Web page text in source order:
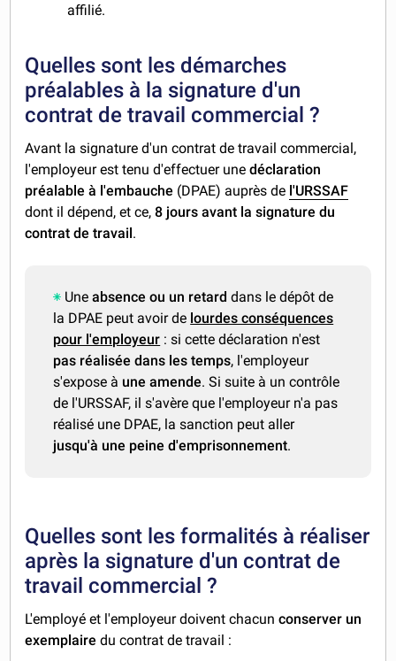
affilié.
Quelles sont les démarches
préalables à la signature d'un
contrat de travail commercial ?
Avant la signature d'un contrat de travail commercial,
l'employeur est tenu d'effectuer unedéclaration
préalable à l'embauche (DPAE) auprès de l'URSSAF
dont il dépend, et ce,8 jours avant la signature du
contrat de travail.
Uneabsence ou un retard dans le dépôt de
la DPAE peut avoir de lourdes conséquences
pour l'employeur : si cette déclaration n'est
pas réalisée dans les temps, l'employeur
s'expose à une amende. Si suite à un contrôle
de l'URSSAF, il s'avère que l'employeur n'a pas
réalisé une DPAE, la sanction peut aller
jusqu'à une peine d'emprisonnement.
Quelles sont les formalités à réaliser
après la signature d'un contrat de
travail commercial ?
L'employé et l'employeur doivent chacunconserver un
exemplairedu contrat de travail :